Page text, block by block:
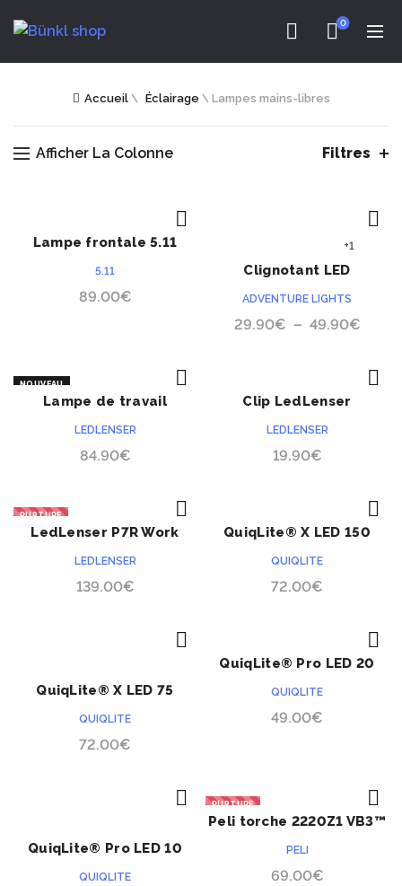
0
Accueil\ Éclairage\ Lampes mains-libres
Afficher La Colonne Filtres
ACHETER
Lampe frontale 5.11
5.11
89.00€
+1
Clignotant LED
ADVENTURE LIGHTS
29.90€ – 49.90€Plage
prix :
NOUVEAU
ACHETER
Lampe de travail
LEDLENSER
84.90€
ACHETER
Clip LedLenser
LEDLENSER
19.90€
RUPTURE
ACHETER
LedLenser P7R Work
LEDLENSER
139.00€
ACHETER
QuiqLite® X LED 150
QUIQLITE
72.00€
QuiqLite® X LED 75
QUIQLITE
72.00€
ACHETER
QuiqLite® Pro LED 20
QUIQLITE
49.00€
QuiqLite® Pro LED 10
QUIQLITE
RUPTURE
ACHETER
Peli torche 2220Z1 VB3™
PELI
69.00€